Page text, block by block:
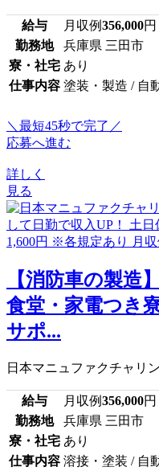
給与 月収例356,000円
勤務地
兵庫県 三田市
寮・社宅 あり
仕事内容 塗装・製造 / 自
＼最短45秒で完了／
応募へ進む
詳しく
見る
【消防車の製造
食堂・家電つき
サポ...
日本マニュファクチャリ
給与 月収例356,000円
勤務地
兵庫県 三田市
寮・社宅 あり
仕事内容 溶接・塗装 / 自